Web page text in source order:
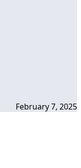
February 7, 2025